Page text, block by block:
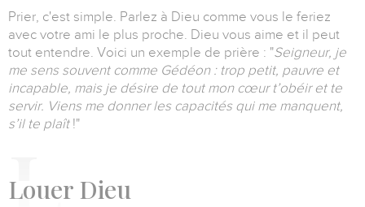
Prier, c'est simple. Parlez à Dieu comme vous le feriez
avec votre ami le plus proche. Dieu vous aime et il peut
tout entendre. Voici un exemple de prière : "Seigneur, je
me sens souvent comme Gédéon : trop petit, pauvre et
incapable, mais je désire de tout mon cœur t’obéir et te
servir. Viens me donner les capacités qui me manquent,
s’il te plaît!"
Louer Dieu